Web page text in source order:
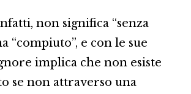
non significa “senza
“compiuto”, e con le sue
implica che non esiste
se non attraverso una